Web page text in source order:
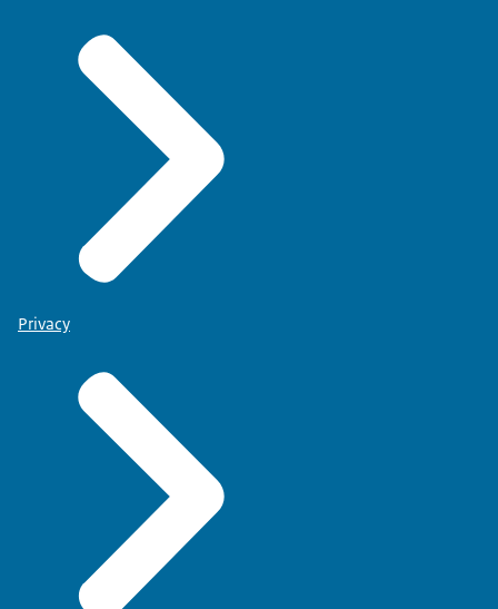
Privacy